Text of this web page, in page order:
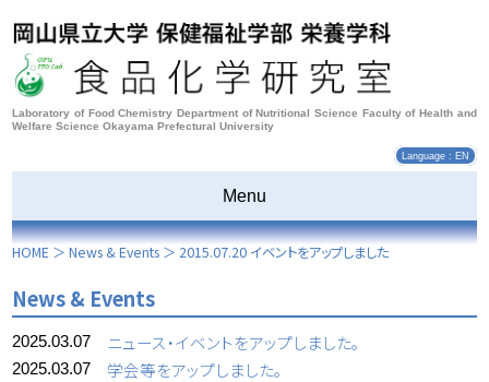
Laboratory of Food Chemistry Department of Nutritional Science Faculty of Health and
Welfare Science Okayama Prefectural University
Language : EN
Menu
HOME ＞News & Events ＞ 2015.07.20 イベントをアップしました
News & Events
2025.03.07 ニュース・イベントをアップしました。
2025.03.07 学会等をアップしました。